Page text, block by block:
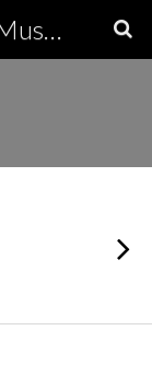
Olivers virtuelles PDA-Museum